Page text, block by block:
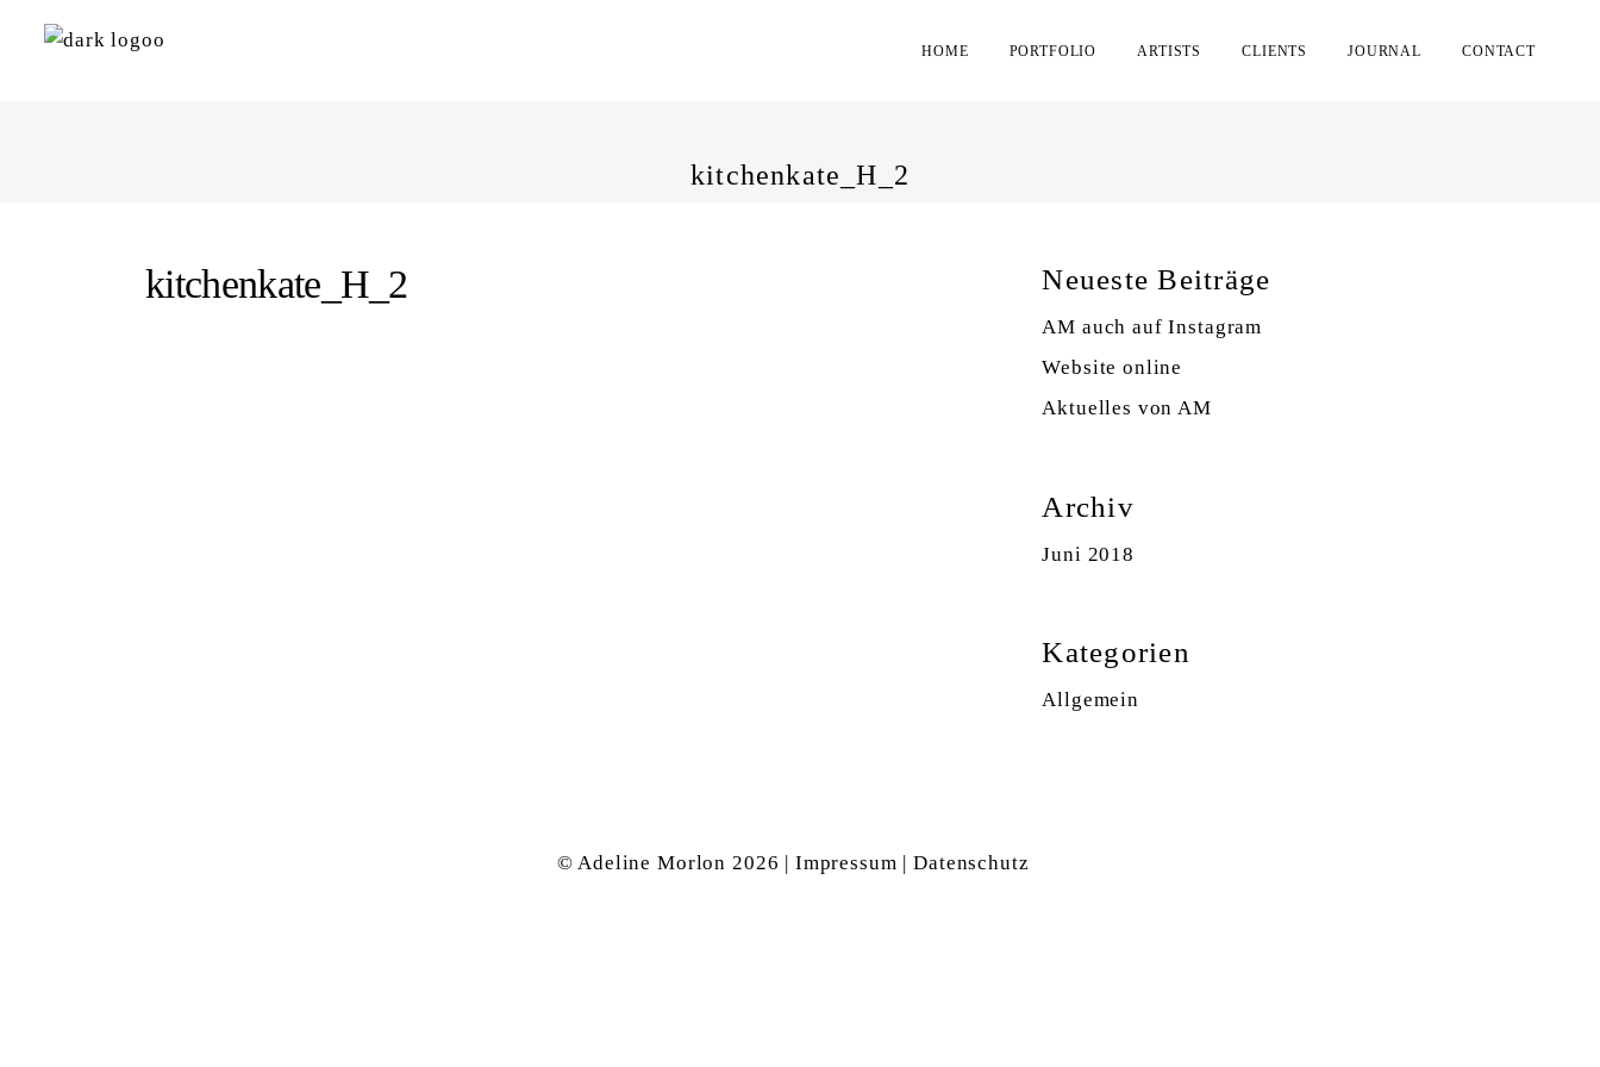
HOME PORTFOLIO ARTISTS CLIENTS JOURNAL CONTACT
kitchenkate_H_2
kitchenkate_H_2 Neueste Beiträge
AM auch auf Instagram
Website online
Aktuelles von AM
Archiv
Juni 2018
Kategorien
Allgemein
© Adeline Morlon 2026 | Impressum |Datenschutz